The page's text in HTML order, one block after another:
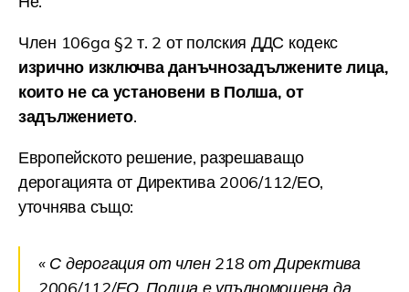
Член 106ga §2 т. 2 от полския ДДС кодекс
изрично изключва данъчнозадължените лица,
които не са установени в Полша, от
задължението.
Европейското решение, разрешаващо
дерогацията от Директива 2006/112/ЕО,
уточнява също:
« С дерогация от член 218 от Директива
2006/112/ЕО, Полша е упълномощена да